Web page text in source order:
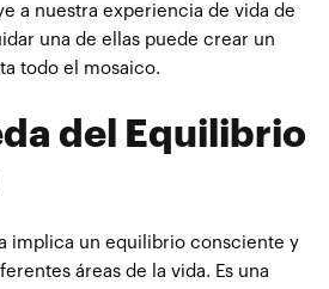
a nuestra experiencia de vida de
una de ellas puede crear un
todo el mosaico.
del Equilibrio
implica un equilibrio consciente y
áreas de la vida. Es una